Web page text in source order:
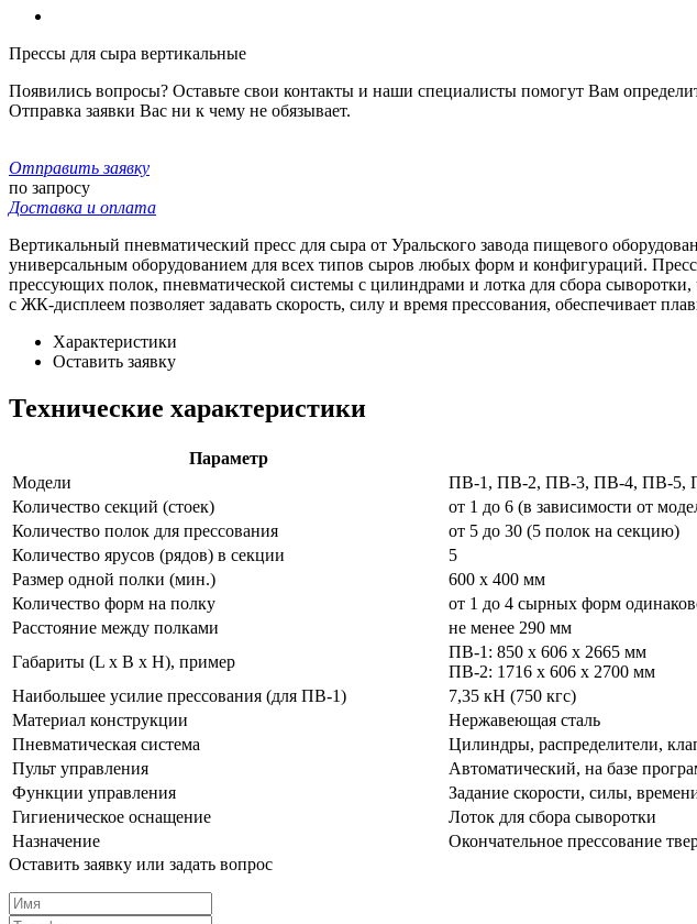
Прессы для сыра вертикальные
Появились вопросы? Оставьте свои контакты и наши специалисты помогут Вам
Отправка заявки Вас ни к чему не обязывает.
Отправить заявку
по запросу
Доставка и оплата
Вертикальный пневматический пресс для сыра от Уральского завода пищевого
универсальным оборудованием для всех типов сыров любых форм и конфигураций.
прессующих полок, пневматической системы с цилиндрами и лотка для сбора
с ЖК-дисплеем позволяет задавать скорость, силу и время прессования, обеспечивает
Характеристики
Оставить заявку
Технические характеристики
Параметр
Модели
ПВ-1, ПВ-2, ПВ-3, ПВ-4, ПВ-5,
Количество секций (стоек)
от 1 до 6 (в зависимости от
Количество полок для прессования
от 5 до 30 (5 полок на секцию)
Количество ярусов (рядов) в секции
5
Размер одной полки (мин.)
600 x 400 мм
Количество форм на полку
от 1 до 4 сырных форм
Расстояние между полками
не менее 290 мм
Габариты (L x B x H), пример
ПВ-1: 850 x 606 x 2665 мм
ПВ-2: 1716 x 606 x 2700 мм
Наибольшее усилие прессования (для ПВ-1)
7,35 кН (750 кгс)
Материал конструкции
Нержавеющая сталь
Пневматическая система
Цилиндры, распределители,
Пульт управления
Автоматический, на базе
Функции управления
Задание скорости, силы,
Гигиеническое оснащение
Лоток для сбора сыворотки
Назначение
Окончательное прессование
Оставить заявку или задать вопрос